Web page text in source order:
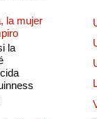
la mujer
la